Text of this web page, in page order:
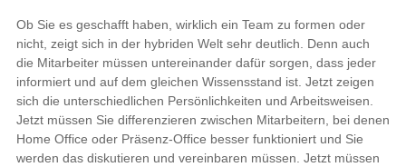
Ob Sie es geschafft haben, wirklich ein Team zu formen oder
nicht, zeigt sich in der hybriden Welt sehr deutlich. Denn auch
die Mitarbeiter müssen untereinander dafür sorgen, dass jeder
informiert und auf dem gleichen Wissensstand ist. Jetzt zeigen
sich die unterschiedlichen Persönlichkeiten und Arbeitsweisen.
Jetzt müssen Sie differenzieren zwischen Mitarbeitern, bei denen
Home Office oder Präsenz-Office besser funktioniert und Sie
werden das diskutieren und vereinbaren müssen. Jetzt müssen